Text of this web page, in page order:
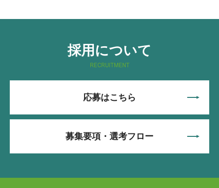
採用について
RECRUITMENT
応募はこちら
募集要項・選考フロー